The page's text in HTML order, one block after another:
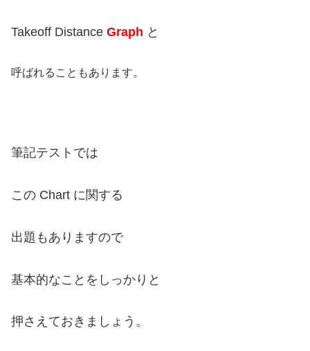
Takeoff Distance Graph と
呼ばれることもあります。
筆記テストでは
この Chart に関する
出題もありますので
基本的なことをしっかりと
押さえておきましょう。